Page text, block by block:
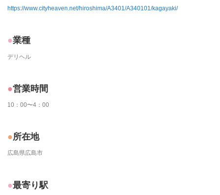
https://www.cityheaven.net/hiroshima/A3401/A340101/kagayaki/
業種
デリヘル
営業時間
10：00〜4：00
所在地
広島県広島市
最寄り駅